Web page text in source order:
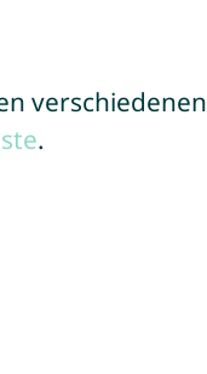
verschiedenen
.